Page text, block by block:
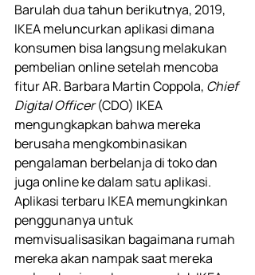
Barulah dua tahun berikutnya, 2019,
IKEA meluncurkan aplikasi dimana
konsumen bisa langsung melakukan
pembelian online setelah mencoba
fitur AR. Barbara Martin Coppola, Chief
Digital Officer (CDO) IKEA
mengungkapkan bahwa mereka
berusaha mengkombinasikan
pengalaman berbelanja di toko dan
juga online ke dalam satu aplikasi.
Aplikasi terbaru IKEA memungkinkan
penggunanya untuk
memvisualisasikan bagaimana rumah
mereka akan nampak saat mereka